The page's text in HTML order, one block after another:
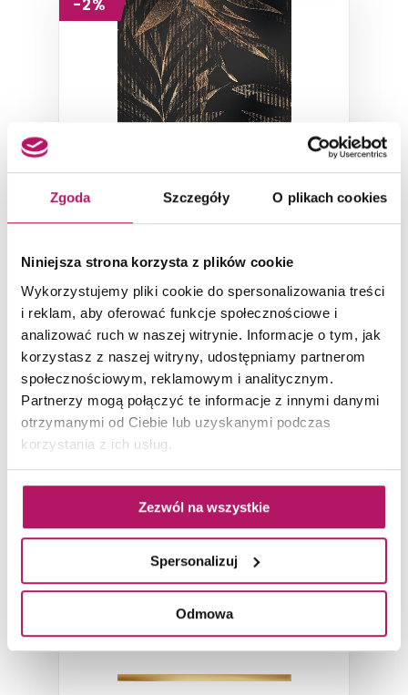
Zgoda Szczegóły O plikach cookies
Niniejsza strona korzysta z plików cookie
Wykorzystujemy pliki cookie do spersonalizowania treści
i reklam, aby oferować funkcje społecznościowe i
analizować ruch w naszej witrynie. Informacje o tym, jak
korzystasz z naszej witryny, udostępniamy partnerom
społecznościowym, reklamowym i analitycznym.
Partnerzy mogą połączyć te informacje z innymi danymi
otrzymanymi od Ciebie lub uzyskanymi podczas
korzystania z ich usług.
Zezwól na wszystkie
Spersonalizuj
Odmowa
-2%
Tubądzin Sophi Oro Lamina
175,40 PLN
-2% od 178,80 PLN najniższa cena
DODAJ DO KOSZYKA
Dostępność:39 szt.
LISTWY